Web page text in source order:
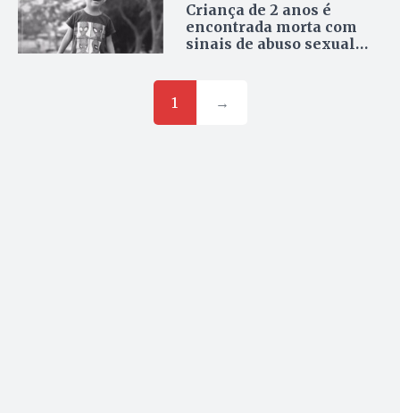
Criança de 2 anos é
encontrada morta com
sinais de abuso sexual
peixes em Uruana
1
→